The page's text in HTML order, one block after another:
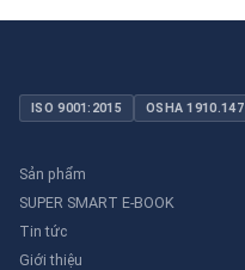
ISO 9001:2015 OSHA 1910.147
Sản phẩm
SUPER SMART E-BOOK
Tin tức
Giới thiệu